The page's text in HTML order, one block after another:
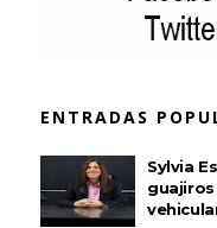
ENTRADAS
Sylvia